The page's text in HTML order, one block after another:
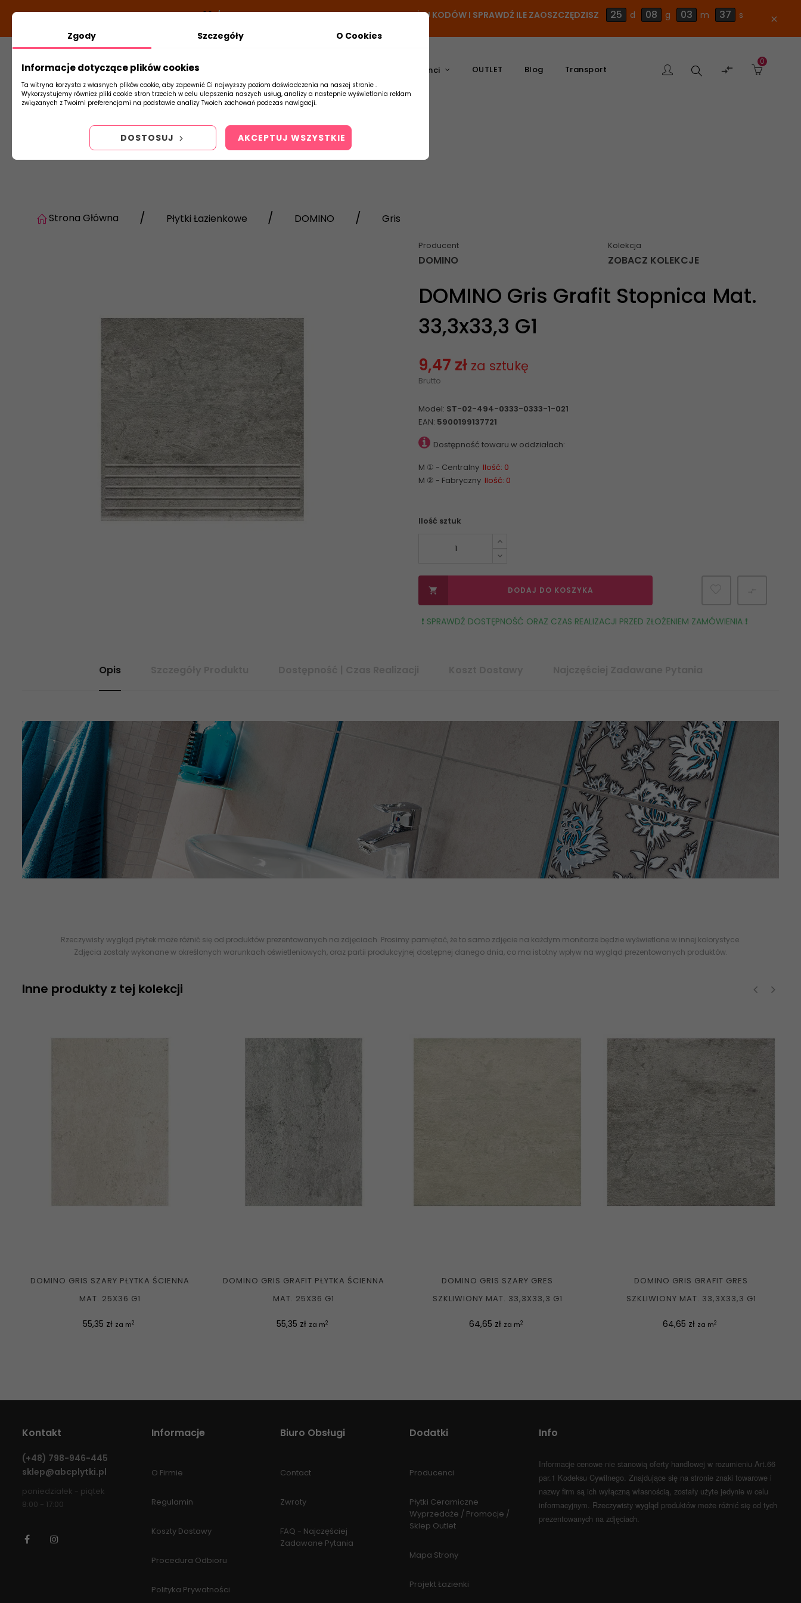
DODATKOWY RABAT Z KODEM:NEWLOOK26/TUBADZIN- DODAJ PRODUKT DO KOSZYKA, UŻYJ KODÓW I SPRAWDŹ ILE ZAOSZCZĘDZISZ 25 d 08 g 03 m 36 s close
Płytki Producenci OUTLET Blog Transport Szukaj 
0
Strona Główna Płytki Łazienkowe DOMINO Gris
Producent
DOMINO
Kolekcja
ZOBACZ KOLEKCJE
DOMINO Gris Grafit Stopnica Mat.
33,3x33,3 G1
9,47 zł za sztukę
Brutto
Model: ST-02-494-0333-0333-1-021
EAN: 5900199137721
Dostępność towaru w oddziałach:
M ① - Centralny Ilość: 0
M ② - Fabryczny Ilość: 0
Ilość sztuk
 DODAJ DO KOSZYKA
❗️ SPRAWDŹ DOSTĘPNOŚĆ ORAZ CZAS REALIZACJI PRZED ZŁOŻENIEM ZAMÓWIENIA ❗️
Opis
Rzeczywisty wygląd płytek może różnić się od produktów prezentowanych na zdjęciach. Prosimy pamiętać, że to samo zdjęcie na każdym monitorze będzie wyświetlone w innej kolorystyce.
Zdjęcia zostały wykonane w określonych warunkach oświetleniowych, oraz partii produkcyjnej dostępnej danego dnia, co ma istotny wpływ na wygląd prezentowanych produktów.
Inne produkty z tej kolekcji
DOMINO GRIS SZARY PŁYTKA ŚCIENNA
MAT. 25X36 G1
Cena
55,35 zł za m2
DOMINO GRIS GRAFIT PŁYTKA ŚCIENNA
MAT. 25X36 G1
Cena
55,35 zł za m2
DOMINO GRIS SZARY GRES
SZKLIWIONY MAT. 33,3X33,3 G1
Cena
64,65 zł za m2
DOMINO GRIS GRAFIT GRES
SZKLIWIONY MAT. 33,3X33,3 G1
Cena
64,65 zł za m2
Kontakt
(+48) 798-946-445
sklep@abcplytki.pl
poniedziałek - piątek
8:00 - 17:00
Facebook
Informacje
O Firmie
Regulamin
Koszty Dostawy
Procedura Odbioru
Polityka Prywatności
Biuro Obsługi
Contact
Zwroty
FAQ - Najczęściej
Zadawane Pytania
Dodatki
Producenci
Płytki Ceramiczne
Wyprzedaże / Promocje /
Sklep Outlet
Mapa Strony
Projekt Łazienki
Info
Informacje cenowe nie stanowią oferty handlowej w rozumieniu Art.66
par.1 Kodeksu Cywilnego. Znajdujące się na stronie znaki towarowe i
nazwy firm są ich wyłączną własnością, zostały użyte jedynie w celu
informacyjnym. Rzeczywisty wygląd produktów może różnić się od tych
prezentowanych na zdjęciach.
Zgody Szczegóły O Cookies
Informacje dotyczące plików cookies
Ta witryna korzysta z własnych plików cookie, aby zapewnić Ci najwyższy poziom doświadczenia na naszej stronie .
Wykorzystujemy również pliki cookie stron trzecich w celu ulepszenia naszych usług, analizy a nastepnie wyświetlania reklam
związanych z Twoimi preferencjami na podstawie analizy Twoich zachowań podczas nawigacji.
DOSTOSUJ AKCEPTUJ WSZYSTKIE